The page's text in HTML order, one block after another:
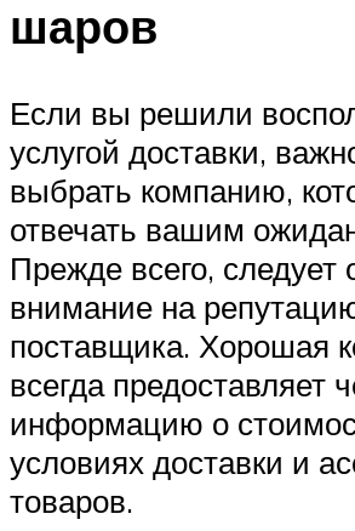
шаров
Если вы решили
услугой доставки,
выбрать компанию,
отвечать вашим
Прежде всего, следует
внимание на
поставщика. Хорошая
всегда предоставляет
информацию о
условиях доставки и
товаров.